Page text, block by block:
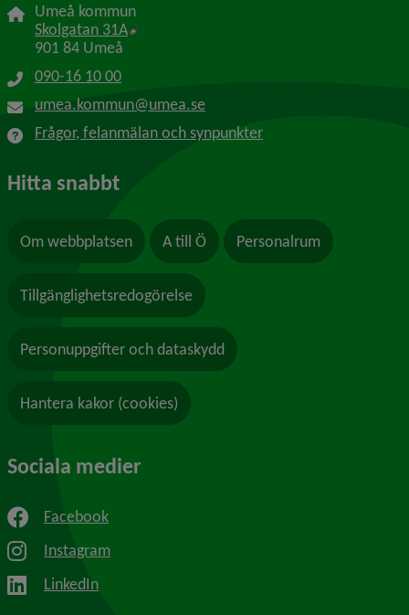
Umeå kommun
Skolgatan 31A Länk till annan webbplats, öppnas i nytt
901 84 Umeå
090-16 10 00
umea.kommun@umea.se
Frågor, felanmälan och synpunkter
Hitta snabbt
Om webbplatsen A till Ö Personalrum
Tillgänglighetsredogörelse
Personuppgifter och dataskydd
Hantera kakor (cookies)
Sociala medier
Facebook
Instagram
LinkedIn